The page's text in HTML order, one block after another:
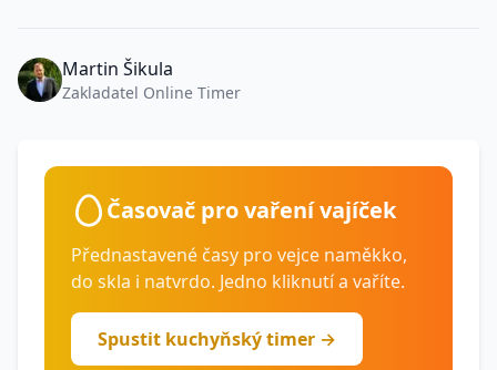
Martin Šikula
Zakladatel Online Timer
Časovač pro vaření vajíček
Přednastavené časy pro vejce naměkko,
do skla i natvrdo. Jedno kliknutí a vaříte.
Spustit kuchyňský timer →